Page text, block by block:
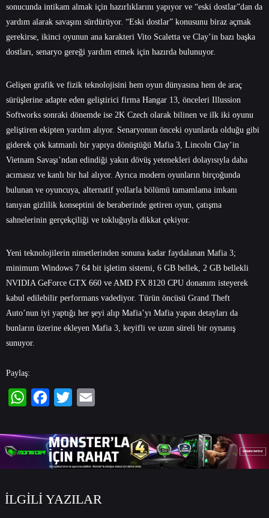
sonucunda intikam almak için hazırlıklarını yapıyor ve “eski dostlar”dan da
yardım alarak savaşını sürdürüyor. “Eski dostlar” konusunu biraz açmak
gerekirse, ikinci oyunun ana karakteri Vito Scaletta ve Clay’in bazı başka
dostları, senaryo gereği yardım etmek için hazırda bulunuyor.
Gelişen grafik ve fizik teknolojisini hem oyun dünyasına hem de araç
sürüşlerine adapte eden geliştirici firma Hangar 13, önceleri Illussion
Softworks sonraki dönemde ise 2K Czech olarak bilinen ve ilk iki oyunu
geliştiren ekipten yardım alıyor. Senaryonun önceki oyunlarda olduğu gibi
giderek çok katmanlı bir yapıya dönüştüğü Mafia 3, Lincoln Clay’in
Vietnam Savaşı’ndan edindiği yakın dövüş yetenekleri dolayısıyla daha
acımasız ve kanlı bir hal alıyor. Ayrıca modern oyunların birçoğunda
bulunan ve oyuncuya, alternatif yollarla bölümü tamamlama imkanı
tanıyan gizlilik konseptini de beraberinde getiren oyun, çatışma
sahnelerinin gerçekçiliği ve tokluğuyla dikkat çekiyor.
Yeni teknolojilerin nimetlerinden sonuna kadar faydalanan Mafia 3;
minimum Windows 7 64 bit işletim sistemi, 6 GB bellek, 2 GB bellekli
NVIDIA GeForce GTX 660 ve AMD FX 8120 CPU donanım isteyerek
kabul edilebilir performans vadediyor. Türün öncüsü Grand Theft
Auto’nun iyi yaptığı her şeyi alıp Mafia’yı Mafia yapan detayları da
bunların üzerine ekleyen Mafia 3, keyifli ve uzun süreli bir oynanış
sunuyor.
Paylaş:
İLGİLİ YAZILAR